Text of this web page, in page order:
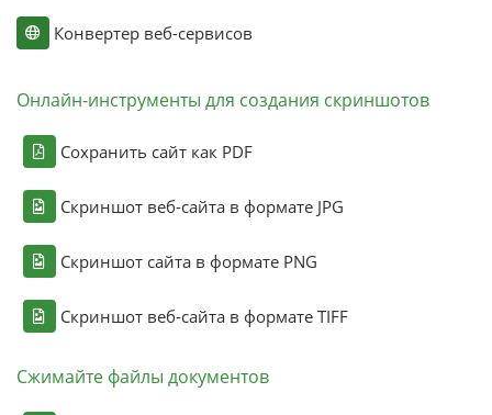
Конвертер веб-сервисов
Онлайн-инструменты для создания скриншотов
Сохранить сайт как PDF
Скриншот веб-сайта в формате JPG
Скриншот сайта в формате PNG
Скриншот веб-сайта в формате TIFF
Сжимайте файлы документов